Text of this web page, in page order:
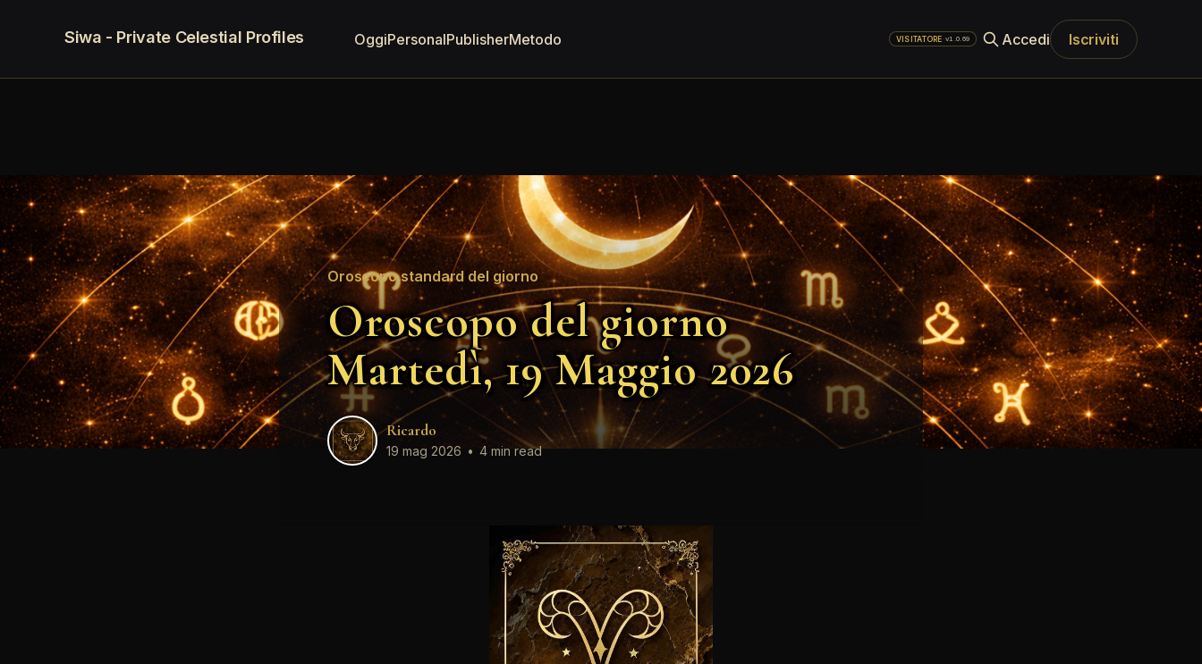
Siwa - Private Celestial Profiles OggiPersonalPublisherMetodo VISITATORE ·v1.0.69 Accedi Iscriviti
Oroscopo standard del giorno
Oroscopo del giorno
Martedì, 19 Maggio 2026
Ricardo
19 mag 2026 • 4 min read